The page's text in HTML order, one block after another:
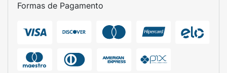
Formas de Pagamento